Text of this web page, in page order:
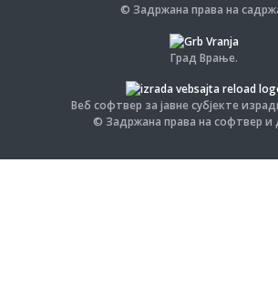
© Задржана права на
Град Врање.
Веб софтвер за јавне субјекте
© Задржана права на софтвер и